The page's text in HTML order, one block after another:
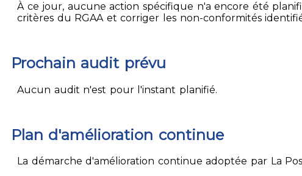
À ce jour, aucune action spécifique n'a encore été
critères du RGAA et corriger les non-conformités
Prochain audit prévu
Aucun audit n'est pour l'instant planifié.
Plan d'amélioration continue
La démarche d'amélioration continue adoptée par La